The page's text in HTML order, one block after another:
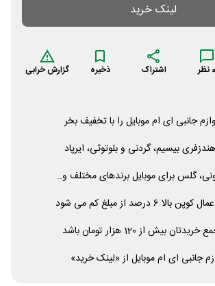
لینک خرید
0 نظر اشتراک ذخیره گزارش خرابی
جانبی ای ام موبایل را با تخفیف بخر
بیسیم، گردنی و بلوتوثی، ایرپاد
گلس برای موبایل برندهای مختلف و..
6 درصد از مبلغ کم می شود
بیش از 120 هزار تومان باشد
جانبی ای ام موبایل از «لینک خرید»